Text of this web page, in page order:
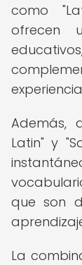
como
ofrecen
Además,
Latin" y
que son
La